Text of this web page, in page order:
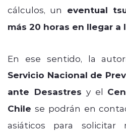
cálculos, un eventual
más 20 horas en llegar a
En ese sentido, la
Servicio Nacional de
ante Desastres y el
Chile se podrán en
asiáticos para solicitar